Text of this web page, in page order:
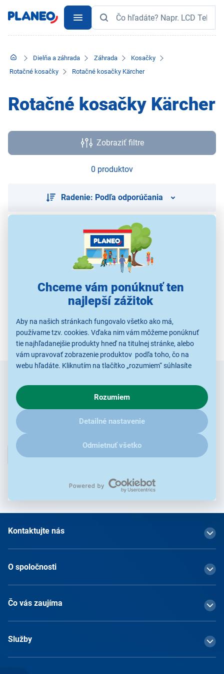
Chceme vám ponúknuť ten
najlepší zážitok
Aby na našich stránkach fungovalo všetko ako má,
používame tzv. cookies. Vďaka nim vám môžeme ponúknuť
tie najhľadanejšie produkty hneď na titulnej stránke, alebo
vám upravovať zobrazenie produktov podľa toho, čo na
webu hľadáte. Kliknutím na tlačítko „rozumiem“ súhlasíte
o chovaní na webe pre zobrazovaní cielených reklám.
V prípade že vás zaujímajú detaily, ako u nás s cookies a
ďalšími údaji pracujeme, kliknitesem.
Rozumiem
Detailné nastavenie
Odmietnuť všetko
Dielňa a záhrada Záhrada
Kosačky
Rotačné kosačky
Rotačné kosačky Kärcher
Rotačné kosačky Kärcher
Zobraziť filtre
0 produktov
Radenie: Podľa odporúčania
Použité obrázky sú iba ilustratívne a technické špecifikácie sa môžu
v priebehu času zmeniť bez predchádzajúceho upozornenia.
e-mail
Chcete vedieť ako prvý o novinkách?
Radi by sme Vám posielali naše akcie a jedinečné zľavy.
Stačí zadať Váš e-mail a je to :)
Prihlásiť
Prihlásením na odber obchodných oznámení súhlasím so
spracovaním osobných údajov
Kontaktujte nás
O spoločnosti
Čo vás zaujíma
Služby